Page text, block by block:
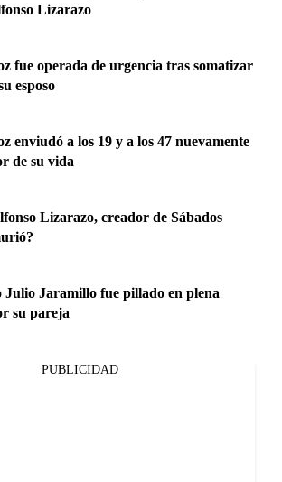
Lizarazo
fue operada de urgencia tras somatizar
esposo
enviudó a los 19 y a los 47 nuevamente
de su vida
Lizarazo, creador de Sábados
Julio Jaramillo fue pillado en plena
su pareja
PUBLICIDAD